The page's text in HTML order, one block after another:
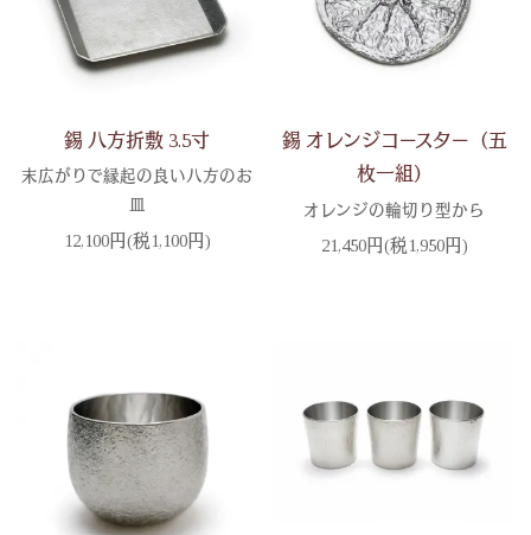
錫 八方折敷 3.5寸
末広がりで縁起の良い八方のお
皿
12,100円(税1,100円)
錫 オレンジコースター（五
枚一組）
オレンジの輪切り型から
21,450円(税1,950円)